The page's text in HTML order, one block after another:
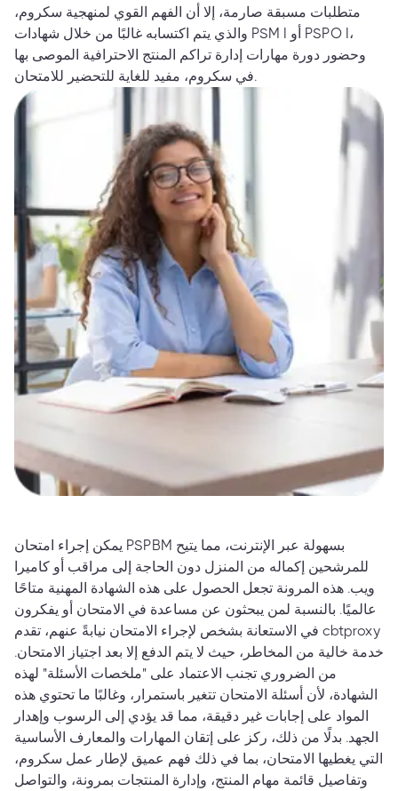
متطلبات مسبقة صارمة، إلا أن الفهم القوي لمنهجية سكروم،
والذي يتم اكتسابه غالبًا من خلال شهادات PSM I أو PSPO I،
وحضور دورة مهارات إدارة تراكم المنتج الاحترافية الموصى بها
في سكروم، مفيد للغاية للتحضير للامتحان.
يمكن إجراء امتحان PSPBM بسهولة عبر الإنترنت، مما يتيح
للمرشحين إكماله من المنزل دون الحاجة إلى مراقب أو كاميرا
ويب. هذه المرونة تجعل الحصول على هذه الشهادة المهنية متاحًا
عالميًا. بالنسبة لمن يبحثون عن مساعدة في الامتحان أو يفكرون
في الاستعانة بشخص لإجراء الامتحان نيابةً عنهم، تقدم cbtproxy
خدمة خالية من المخاطر، حيث لا يتم الدفع إلا بعد اجتياز الامتحان.
من الضروري تجنب الاعتماد على "ملخصات الأسئلة" لهذه
الشهادة، لأن أسئلة الامتحان تتغير باستمرار، وغالبًا ما تحتوي هذه
المواد على إجابات غير دقيقة، مما قد يؤدي إلى الرسوب وإهدار
الجهد. بدلًا من ذلك، ركز على إتقان المهارات والمعارف الأساسية
التي يغطيها الامتحان، بما في ذلك فهم عميق لإطار عمل سكروم،
وتفاصيل قائمة مهام المنتج، وإدارة المنتجات بمرونة، والتواصل